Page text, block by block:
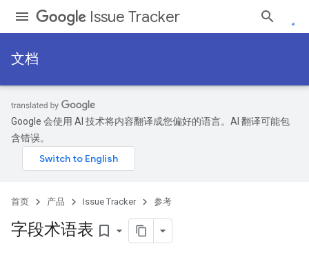
Issue Tracker
文档
Google 会使用 AI 技术将内容翻译成您偏好的语言。AI 翻译可能包
含错误。
首页 产品 Issue Tracker 参考
字段术语表 bookmark_border